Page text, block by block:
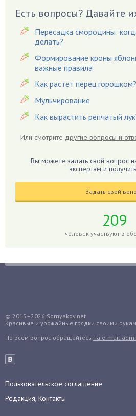
Вешенки
Виноград
Вредители
Гардения
Гацания
Гвоздики
Георгины
Гиацинт
Гладиолусы
Гранат
Грядки
Гуава
Декабрист
Дельфиниум
Есть вопросы? Давайте
Пересадка смородины:
делать?
Формирование кроны
важные правила
Как растет перец горошком?
Мульчирование
Как вырастить репчатый
Или смотрите другие вопросы и
Вы можете задать свой вопрос
экспертам и
Задать свой
209
человек участвуют в
© 2015–2026 Sornyakov.net
Красивые и урожайные грядки своими
По всем вопрос обращайтесь на e-mail
Пользовательское соглашение
Редакция, Контакты